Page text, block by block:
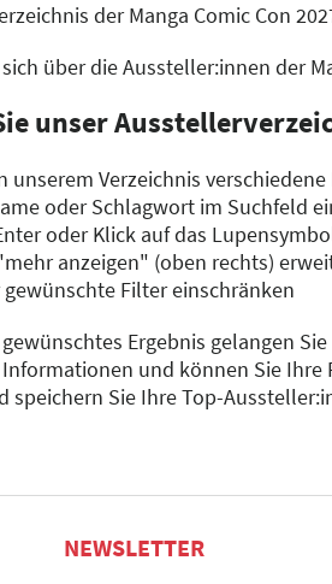
der Manga Comic Con
über die Aussteller:innen der
unser
unserem Verzeichnis
oder Schlagwort im Suchfeld
oder Klick auf das
anzeigen" (oben rechts)
gewünschte Filter einschränken
Ergebnis gelangen
und können Sie Ihre
speichern Sie Ihre Top-
NEWSLETTER